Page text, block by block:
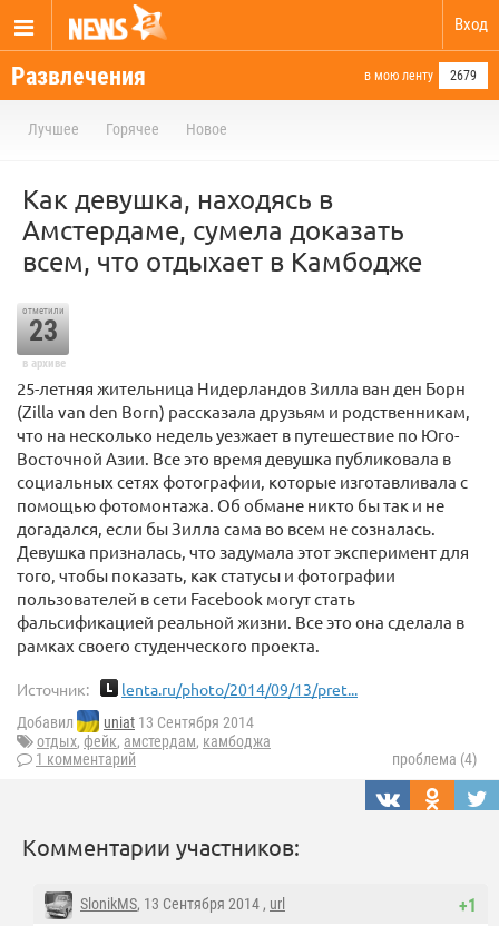
Вход
Развлечения в мою ленту 2679
Лучшее Горячее Новое
Как девушка, находясь в
Амстердаме, сумела доказать
всем, что отдыхает в Камбодже
отметили
23
в архиве
25-летняя жительница Нидерландов Зилла ван ден Борн
(Zilla van den Born) рассказала друзьям и родственникам,
что на несколько недель уезжает в путешествие по Юго-
Восточной Азии. Все это время девушка публиковала в
социальных сетях фотографии, которые изготавливала с
помощью фотомонтажа. Об обмане никто бы так и не
догадался, если бы Зилла сама во всем не созналась.
Девушка призналась, что задумала этот эксперимент для
того, чтобы показать, как статусы и фотографии
пользователей в сети Facebook могут стать
фальсификацией реальной жизни. Все это она сделала в
рамках своего студенческого проекта.
Источник: lenta.ru/photo/2014/09/13/pret...
Добавил uniat 13 Сентября 2014
отдых, фейк, амстердам, камбоджа
1 комментарий
проблема (4)
Комментарии участников:
+1
SlonikMS, 13 Сентября 2014 , url